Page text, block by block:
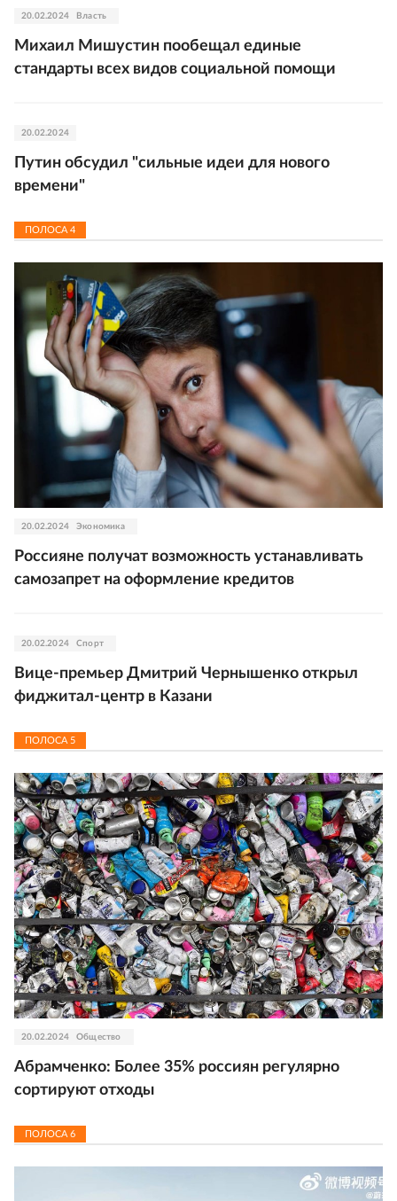
20.02.2024 Власть
Михаил Мишустин пообещал единые
стандарты всех видов социальной помощи
20.02.2024
Путин обсудил "сильные идеи для нового
времени"
ПОЛОСА 4
20.02.2024 Экономика
Россияне получат возможность устанавливать
самозапрет на оформление кредитов
20.02.2024 Спорт
Вице-премьер Дмитрий Чернышенко открыл
фиджитал-центр в Казани
ПОЛОСА 5
20.02.2024 Общество
Абрамченко: Более 35% россиян регулярно
сортируют отходы
ПОЛОСА6